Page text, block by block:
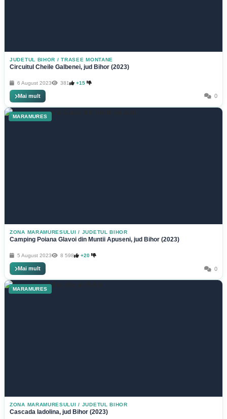
JUDETUL BIHOR /TRASEE MONTANE
Circuitul Cheile Galbenei, jud Bihor (2023)
6 August 2023 381 +15
Mai mult 0
MARAMURES
ZONA MARAMURESULUI / JUDETUL BIHOR
Camping Poiana Glavoi din Muntii Apuseni, jud Bihor (2023)
5 August 2023 8 598 +20
Mai mult 0
MARAMURES
ZONA MARAMURESULUI / JUDETUL BIHOR
Cascada Iadolina, jud Bihor (2023)